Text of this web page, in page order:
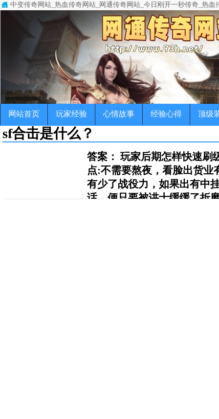
中变传奇网站_热血传奇网站_网通传奇网站_今日刚开一秒传奇_热血
中变传奇网站(www.93h.net)专注于变态传奇,超级变态传奇,超变态传
传奇，变态传奇，单职业传奇，超变传奇，宠物传奇，微变传奇，公益
网站首页 玩家经验 心情故事 经验心得 顶级
sf合击是什么？
答案： 玩家后期怎样快速刷
点:不需要熬夜，看脸出货业
有少了战役力，如果出有中
话，便只要被讲士缓缓了折